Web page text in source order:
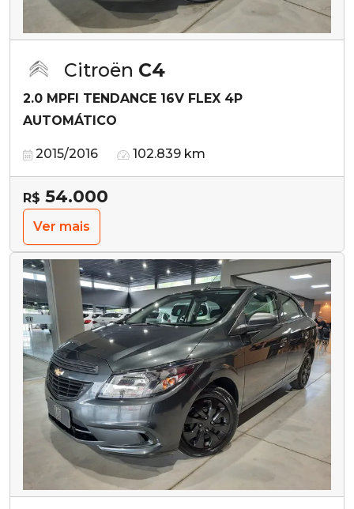
Citroën C4
2.0 MPFI TENDANCE 16V FLEX 4P
AUTOMÁTICO
2015/2016 102.839 km
R$ 54.000
Ver mais